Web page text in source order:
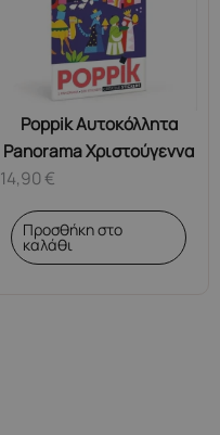
Poppik Αυτοκόλλητα
Panorama Χριστούγεννα
14,90€
Προσθήκη στο
καλάθι